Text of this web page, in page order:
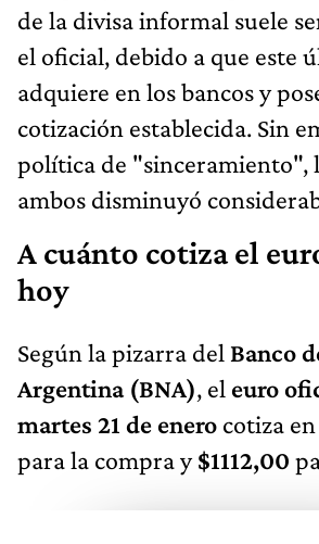
de la divisa informal suele
el oficial, debido a que este
adquiere en los bancos y
cotización establecida. Sin
política de "sinceramiento",
ambos disminuyó
A cuánto cotiza el
hoy
Según la pizarra del Banco
Argentina (BNA), el euro
martes 21 de enero cotiza en
para la compra y$1112,00